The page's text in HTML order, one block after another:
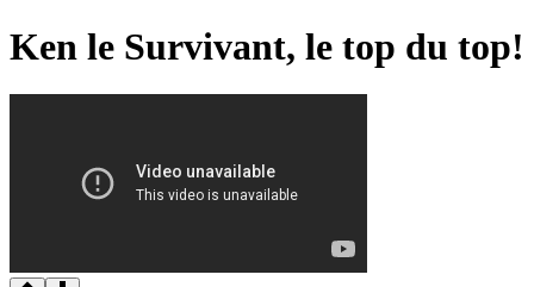
Ken le Survivant, le top du top!